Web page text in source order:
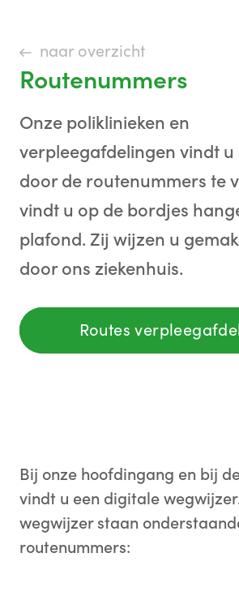
naar overzicht
Routenummers
Onze poliklinieken en
verpleegafdelingen vindt u
door de routenummers te
vindt u op de bordjes
plafond. Zij wijzen u
door ons ziekenhuis.
Routes
Bij onze hoofdingang en bij
vindt u een digitale
wegwijzer staan
routenummers: